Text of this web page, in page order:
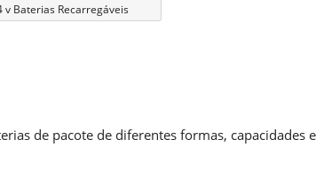
v Baterias Recarregáveis
de pacote de diferentes formas, capacidades